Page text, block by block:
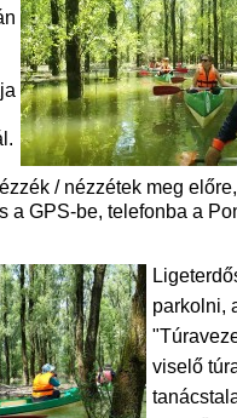
/ nézzétek meg előre,
a GPS-be, telefonba a
parkolni,
viselő